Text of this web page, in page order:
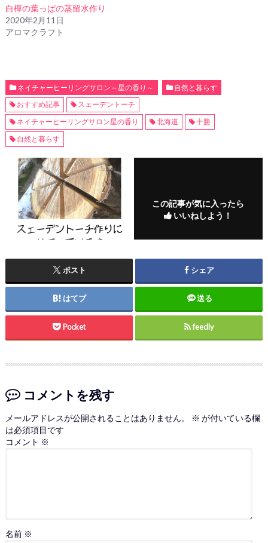
白樺の葉っぱの蒸留水作り
2020年2月11日
アロマクラフト
ネイチャーヒーリングサロン～星の香り～
自然と暮らす
おすすめ記事
スェーデントーチ
ネイチャーヒーリングサロン星の香り
北海道
十勝
自然と暮らす
この記事が気に入ったら
いいねしよう！
ポスト シェア
はてブ 送る
Pocket feedly
コメントを残す
メールアドレスが公開されることはありません。 ※ が付いている欄
は必須項目です
コメント ※
名前 ※